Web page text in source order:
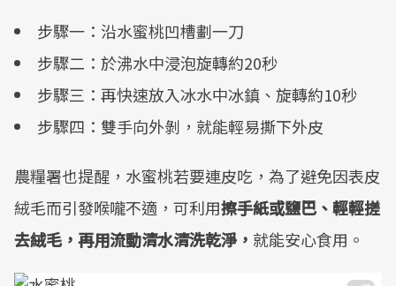
步驟一：沿水蜜桃凹槽劃一刀
步驟二：於沸水中浸泡旋轉約20秒
步驟三：再快速放入冰水中冰鎮、旋轉約10秒
步驟四：雙手向外剝，就能輕易撕下外皮
農糧署也提醒，水蜜桃若要連皮吃，為了避免因表皮
絨毛而引發喉嚨不適，可利用擦手紙或鹽巴、輕輕搓
去絨毛，再用流動清水清洗乾淨， 就能安心食用。